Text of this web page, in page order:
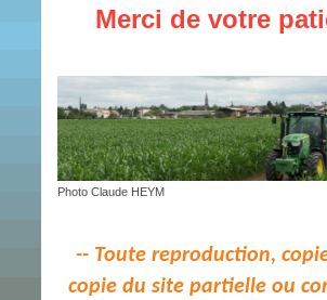
Merci de votre
Photo Claude HEYM
-- Toute reproduction,
copie du site partielle ou